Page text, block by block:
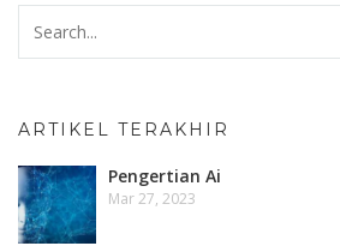
ARTIKEL TERAKHIR
Pengertian Ai
Mar 27, 2023